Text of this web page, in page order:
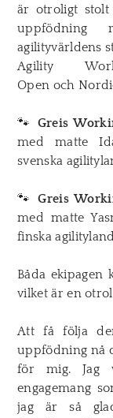
är otroligt
uppfödning
agilityvärldens
Agility
Open och
🐾 Greis
med matte
svenska
🐾 Greis
med matte
finska
Båda ekipagen
vilket är en
Att få följa
uppfödning nå
för mig. Jag
engagemang
jag är så